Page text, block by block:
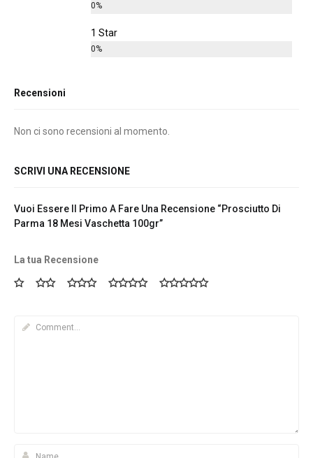
0%
1 Star
0%
Recensioni
Non ci sono recensioni al momento.
SCRIVI UNA RECENSIONE
Vuoi Essere Il Primo A Fare Una Recensione “Prosciutto Di
Parma 18 Mesi Vaschetta 100gr”
La tua Recensione